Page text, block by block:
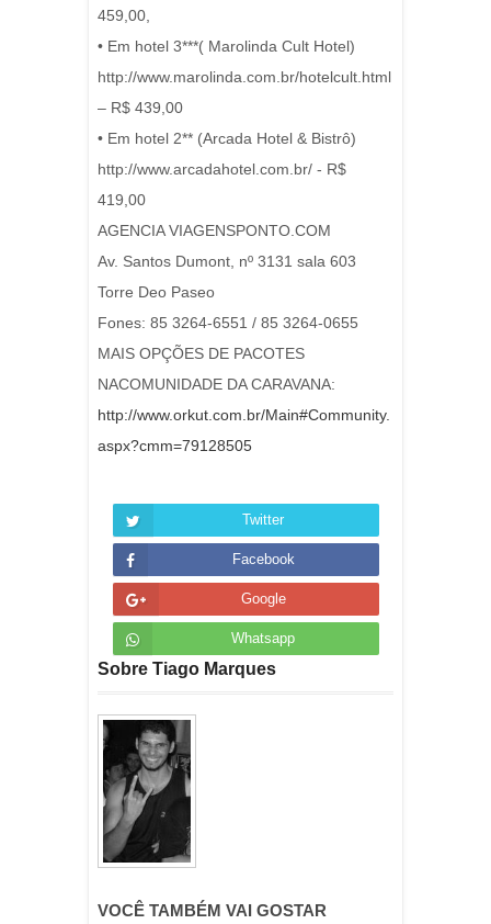
459,00,
• Em hotel 3***( Marolinda Cult Hotel)
http://www.marolinda.com.br/hotelcult.html
– R$ 439,00
• Em hotel 2** (Arcada Hotel & Bistrô)
http://www.arcadahotel.com.br/ - R$
419,00
AGENCIA VIAGENSPONTO.COM
Av. Santos Dumont, nº 3131 sala 603
Torre Deo Paseo
Fones: 85 3264-6551 / 85 3264-0655
MAIS OPÇÕES DE PACOTES
NACOMUNIDADE DA CARAVANA:
http://www.orkut.com.br/Main#Community.
aspx?cmm=79128505
Twitter
Facebook
Google
Whatsapp
Sobre Tiago Marques
VOCÊ TAMBÉM VAI GOSTAR